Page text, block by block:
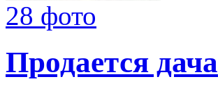
28 фото
Продается дача